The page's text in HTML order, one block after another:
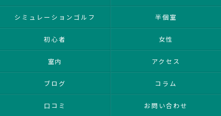
シミュレーションゴルフ 半個室
初心者 女性
室内 アクセス
ブログ コラム
口コミ お問い合わせ